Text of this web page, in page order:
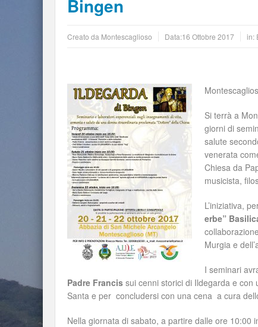
Bingen
Creato da Montescaglioso Data:16 Ottobre 2017 in:
Si terrà a
giorni di
salute
venerata
Chiesa da
musicista,
L’iniziativa,
erbe”
Murgia e
I seminari
Padre Francis sui cenni storici di Ildegarda e con
Santa e per concludersi con una cena a cura
Nella giornata di sabato, a partire dalle ore 10:00